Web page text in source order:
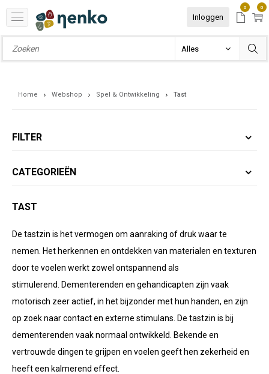
Inloggen
0 0
Home Webshop Spel & Ontwikkeling Tast
FILTER
CATEGORIEËN
TAST
De tastzin is het vermogen om aanraking of druk waar te
nemen. Het herkennen en ontdekken van materialen en texturen
door te voelen werkt zowel ontspannend als
stimulerend. Dementerenden en gehandicapten zijn vaak
motorisch zeer actief, in het bijzonder met hun handen, en zijn
op zoek naar contact en externe stimulans. De tastzin is bij
dementerenden vaak normaal ontwikkeld. Bekende en
vertrouwde dingen te grijpen en voelen geeft hen zekerheid en
heeft een kalmerend effect.